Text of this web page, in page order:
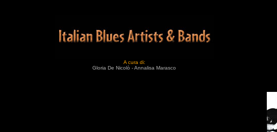
A cura di:
Gloria De Nicolò - Annalisa Marasco